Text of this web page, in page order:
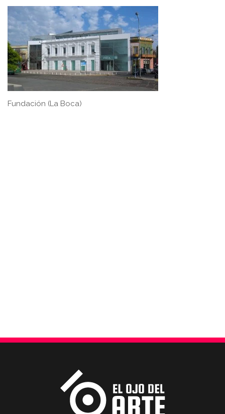
Fundación (La Boca)